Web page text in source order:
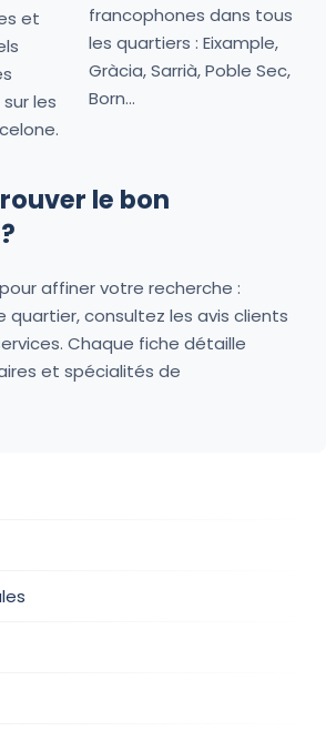
et
les
francophones dans tous
les quartiers : Eixample,
Gràcia, Sarrià, Poble Sec,
Born...
le bon
affiner votre recherche :
quartier, consultez les avis clients
Chaque fiche détaille
et spécialités de